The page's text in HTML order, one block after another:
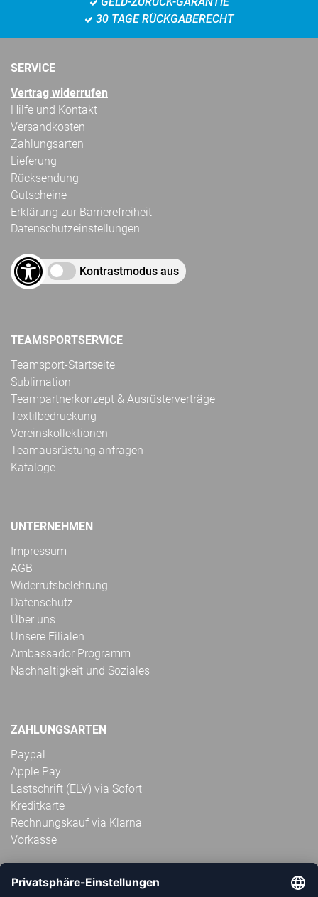
30 TAGE RÜCKGABERECHT
SERVICE
Vertrag widerrufen
Hilfe und Kontakt
Versandkosten
Zahlungsarten
Lieferung
Rücksendung
Gutscheine
Erklärung zur Barrierefreiheit
Datenschutzeinstellungen
Kontrastmodus aus
TEAMSPORTSERVICE
Teamsport-Startseite
Sublimation
Teampartnerkonzept & Ausrüsterverträge
Textilbedruckung
Vereinskollektionen
Teamausrüstung anfragen
Kataloge
UNTERNEHMEN
Impressum
AGB
Widerrufsbelehrung
Datenschutz
Über uns
Unsere Filialen
Ambassador Programm
Nachhaltigkeit und Soziales
ZAHLUNGSARTEN
Paypal
Apple Pay
Lastschrift (ELV) via Sofort
Kreditkarte
Rechnungskauf via Klarna
Vorkasse
ABONNIERE JETZT DEN KOSTENLOSEN